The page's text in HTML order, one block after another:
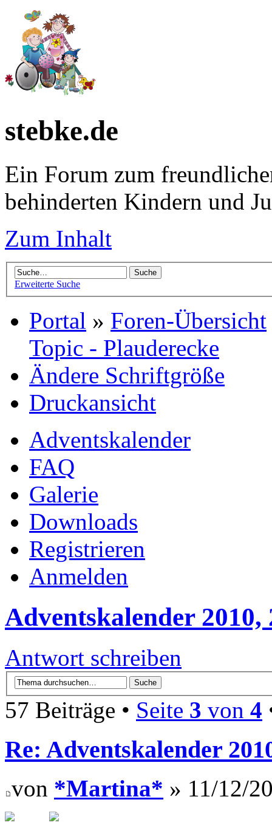
stebke.de
Ein Forum zum
behinderten Kindern und
Zum Inhalt
Erweiterte Suche
Portal » Foren-Übersicht
Topic - Plauderecke
Ändere Schriftgröße
Druckansicht
Adventskalender
FAQ
Galerie
Downloads
Registrieren
Anmelden
Adventskalender 2010,
Antwort schreiben
57 Beiträge • Seite 3 von 4
Re: Adventskalender
von *Martina* » 11/12/